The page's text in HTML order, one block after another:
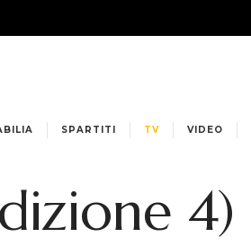
SPARTITI TV VIDEO
4)